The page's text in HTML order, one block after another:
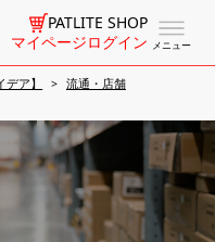
メニュー
PATLITE SHOP
マイページログイン
ア】
流通・店舗